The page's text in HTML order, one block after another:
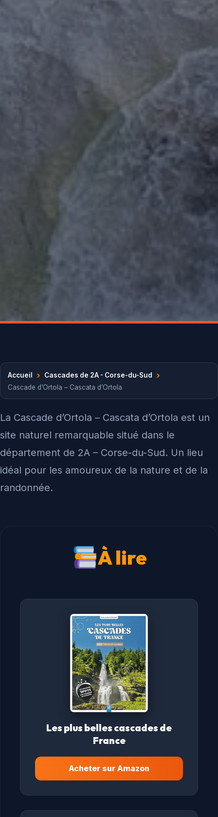
Accueil › Cascades de 2A - Corse-du-Sud ›
Cascade d’Ortola – Cascata d’Ortola
La Cascade d’Ortola – Cascata d’Ortola est un
site naturel remarquable situé dans le
département de 2A – Corse-du-Sud. Un lieu
idéal pour les amoureux de la nature et de la
randonnée.
À lire
Les plus belles cascades de
France
Acheter sur Amazon